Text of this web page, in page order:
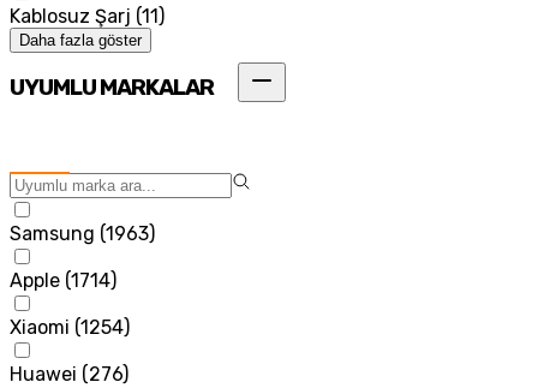
Kablosuz Şarj (11)
Daha fazla göster
UYUMLU MARKALAR
Samsung (1963)
Apple (1714)
Xiaomi (1254)
Huawei (276)